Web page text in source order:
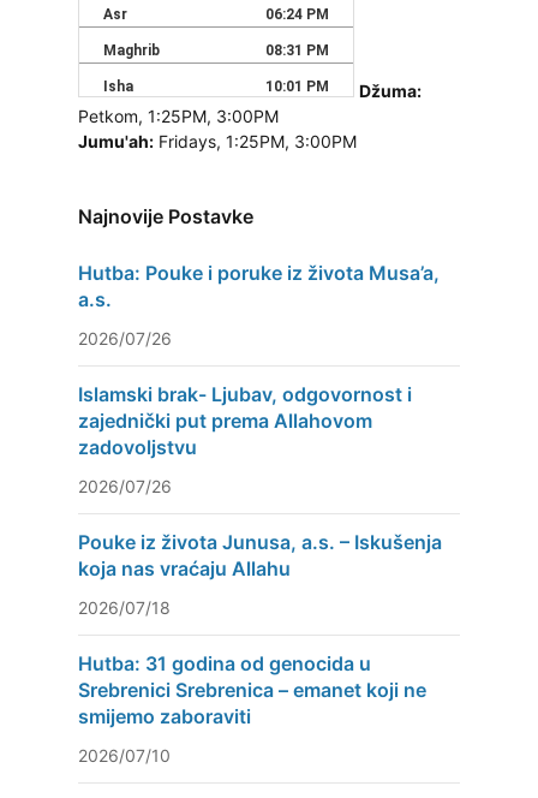
Džuma:
Petkom, 1:25PM, 3:00PM
Jumu'ah: Fridays, 1:25PM, 3:00PM
Najnovije Postavke
Hutba: Pouke i poruke iz života Musa’a,
a.s.
2026/07/26
Islamski brak- Ljubav, odgovornost i
zajednički put prema Allahovom
zadovoljstvu
2026/07/26
Pouke iz života Junusa, a.s. – Iskušenja
koja nas vraćaju Allahu
2026/07/18
Hutba: 31 godina od genocida u
Srebrenici Srebrenica – emanet koji ne
smijemo zaboraviti
2026/07/10